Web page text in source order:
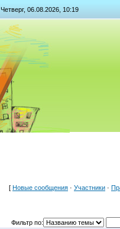
Четверг, 06.08.2026, 10:19
[ Новые сообщения · Участники ·
Фильтр по: